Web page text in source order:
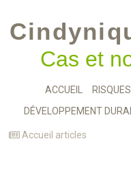
Cas et
ACCUEIL
DÉVELOPPEMENT
Accueil articles